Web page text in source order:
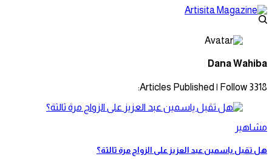
Dana Wahiba
3318 Articles Published
| Follow:
مشاهير
هل تقبل ياسمين عبد العزيز على الزواج مرة ثالثة؟